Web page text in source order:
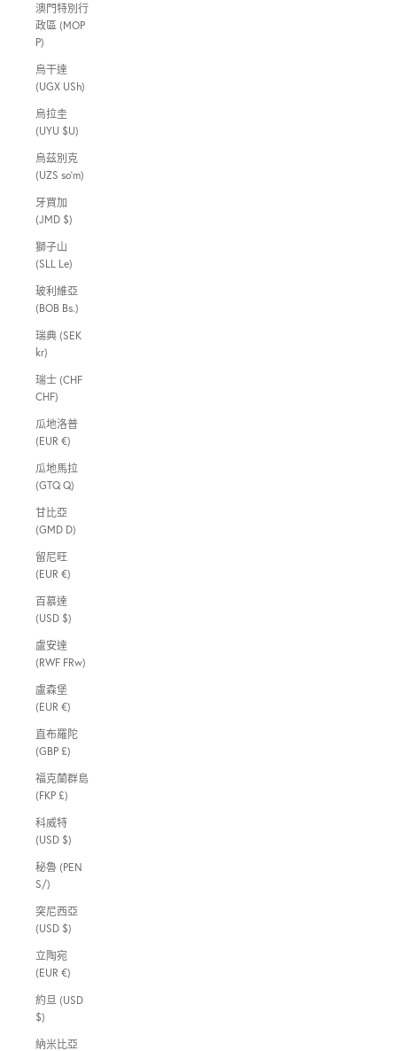
澳門特別行
政區 (MOP
P)
烏干達
(UGX USh)
烏拉圭
(UYU $U)
烏茲別克
(UZS so'm)
牙買加
(JMD $)
獅子山
(SLL Le)
玻利維亞
(BOB Bs.)
瑞典 (SEK
kr)
瑞士 (CHF
CHF)
瓜地洛普
(EUR €)
瓜地馬拉
(GTQ Q)
甘比亞
(GMD D)
留尼旺
(EUR €)
百慕達
(USD $)
盧安達
(RWF FRw)
盧森堡
(EUR €)
直布羅陀
(GBP £)
福克蘭群島
(FKP £)
科威特
(USD $)
秘魯 (PEN
S/)
突尼西亞
(USD $)
立陶宛
(EUR €)
約旦 (USD
$)
納米比亞